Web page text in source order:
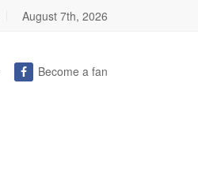
August 7th, 2026
Become a fan